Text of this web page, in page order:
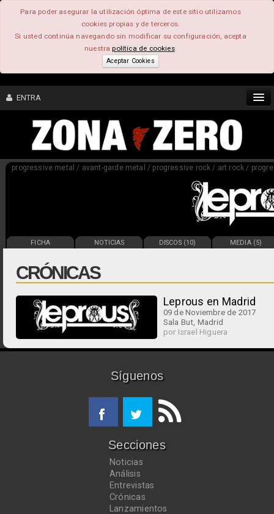
Para poder asegurar la utilización óptima de este sitio utilizamos
cookies propias y de terceros.
Si usted continúa navegando sin modificar su configuración, acepta
nuestrapolítica de cookies.
Aceptar Cookies
ENTRA
CONTENIDO
progressive metal / avant-garde metal / progressive rock / art rock /
FICHA NOTICIAS DISCOS (10) MEDIA (5)
CRÓNICAS
Leprous en Madrid
09 de Noviembre de 2017
Sala But, Madrid
por Israel Higuera
Síguenos
Secciones
Noticias
Análisis
Entrevistas
Crónicas
Lanzamientos